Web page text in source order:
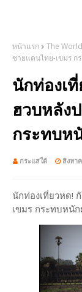
หน้าแรก The World
ชายแดนไทย-เขมร ก
นักท่องเ
ฮวบหลัง
กระทบห
กระแสใต้ สิงหา
นักท่องเที่ยวหด!
เขมร กระทบหนั